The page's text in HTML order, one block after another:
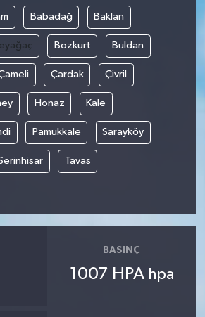
Babadağ Baklan
Bozkurt Buldan
Çardak Çivril
Honaz Kale
Pamukkale Sarayköy
Tavas
BASINÇ
1007 HPA hpa